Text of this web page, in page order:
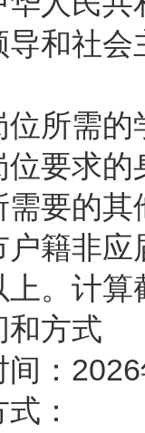
和社
需的
要求的
要的其
非应
。计
方式
2026
：